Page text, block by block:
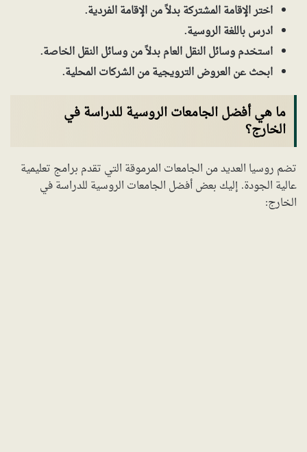
اختر الإقامة المشتركة بدلاً من الإقامة الفردية.
ادرس باللغة الروسية.
استخدم وسائل النقل العام بدلاً من وسائل النقل الخاصة.
ابحث عن العروض الترويجية من الشركات المحلية.
ما هي أفضل الجامعات الروسية للدراسة في
الخارج؟
تضم روسيا العديد من الجامعات المرموقة التي تقدم برامج تعليمية
عالية الجودة. إليك بعض أفضل الجامعات الروسية للدراسة في
الخارج: